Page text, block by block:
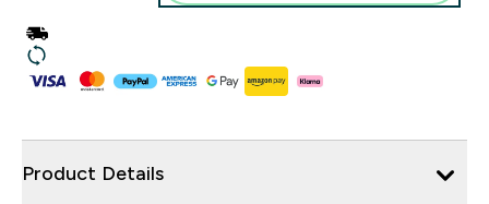
Product Details